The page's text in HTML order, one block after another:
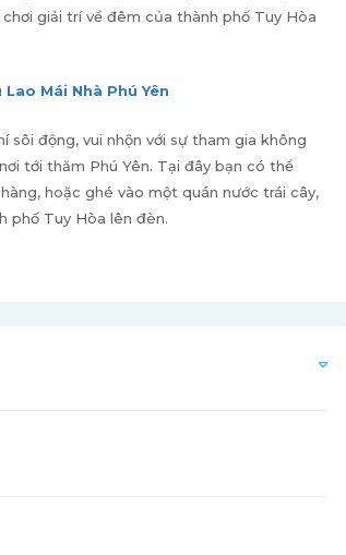
giải trí về đêm của thành phố Tuy Hòa
Mái Nhà Phú Yên
động, vui nhộn với sự tham gia không
tới thăm Phú Yên. Tại đây bạn có thể
hoặc ghé vào một quán nước trái cây,
phố Tuy Hòa lên đèn.